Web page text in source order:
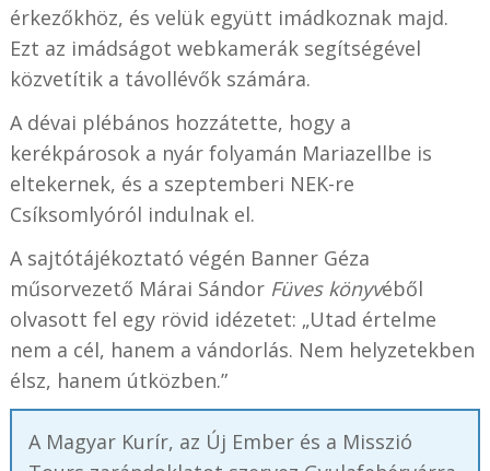
érkezőkhöz, és velük együtt imádkoznak majd.
Ezt az imádságot webkamerák segítségével
közvetítik a távollévők számára.
A dévai plébános hozzátette, hogy a
kerékpárosok a nyár folyamán Mariazellbe is
eltekernek, és a szeptemberi NEK-re
Csíksomlyóról indulnak el.
A sajtótájékoztató végén Banner Géza
műsorvezető Márai Sándor Füves könyvéből
olvasott fel egy rövid idézetet: „Utad értelme
nem a cél, hanem a vándorlás. Nem helyzetekben
élsz, hanem útközben.”
A Magyar Kurír, az Új Ember és a Misszió